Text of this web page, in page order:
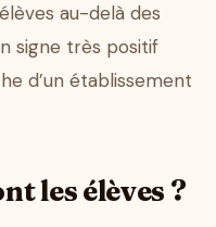
au-delà des
signe très positif
d’un établissement
les élèves ?